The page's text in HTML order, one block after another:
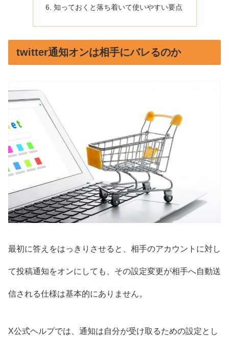
知っておくと落ち着いて使いやすい要点
twitter通知オンは相手にバレるのか
最初に答えをはっきりさせると、相手のアカウントに対し
て投稿通知をオンにしても、その設定変更が相手へ自動送
信される仕様は基本的にありません。
X公式ヘルプでは、通知は自分が受け取るための設定とし